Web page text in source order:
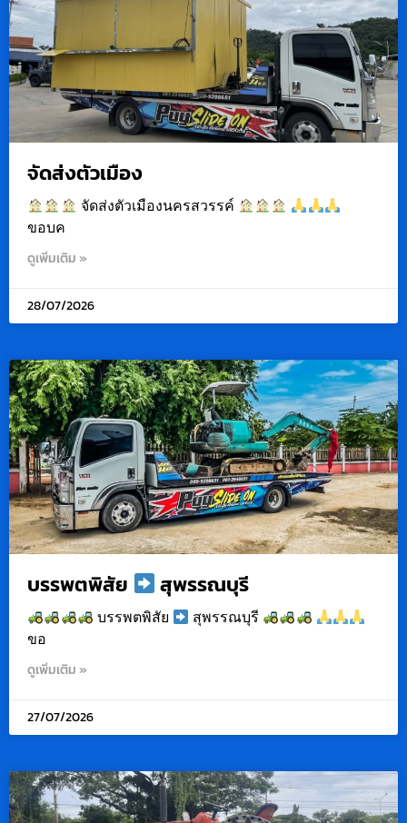
จัดส่งตัวเมือง
จัดส่งตัวเมืองนครสวรรค์
ขอบค
ดูเพิ่มเติม »
28/07/2026
บรรพตพิสัย สุพรรณบุรี
บรรพตพิสัย
สุพรรณบุรี
ขอ
ดูเพิ่มเติม »
27/07/2026